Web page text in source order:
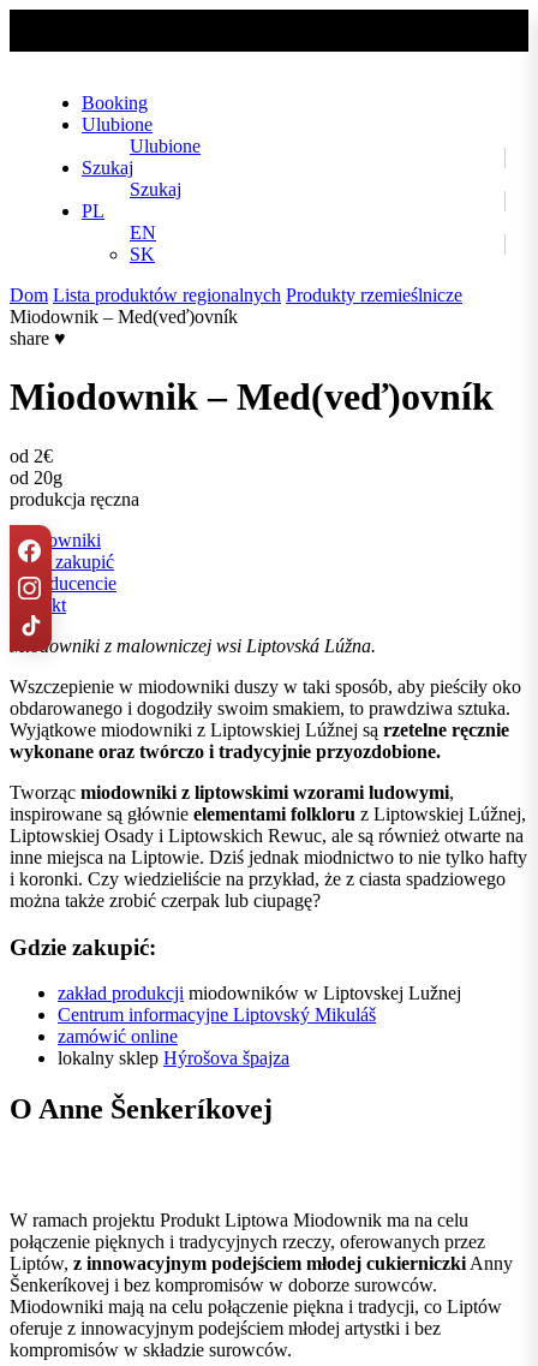
Booking
Ulubione
Ulubione
Szukaj
Szukaj
PL
EN
SK
Dom Lista produktów regionalnych Produkty rzemieślnicze
Miodownik – Med(veď)ovník
share ♥
Miodownik – Med(veď)ovník
od 2€
od 20g
produkcja ręczna
miodowniki
gdzie zakupić
o producencie
kontakt
Miodowniki z malowniczej wsi Liptovská Lúžna.
Wszczepienie w miodowniki duszy w taki sposób, aby pieściły oko
obdarowanego i dogodziły swoim smakiem, to prawdziwa sztuka.
Wyjątkowe miodowniki z Liptowskiej Lúžnej są rzetelne ręcznie
wykonane oraz twórczo i tradycyjnie przyozdobione.
Tworząc miodowniki z liptowskimi wzorami ludowymi,
inspirowane są głównie elementami folkloru z Liptowskiej Lúžnej,
Liptowskiej Osady i Liptowskich Rewuc, ale są również otwarte na
inne miejsca na Liptowie. Dziś jednak miodnictwo to nie tylko hafty
i koronki. Czy wiedzieliście na przykład, że z ciasta spadziowego
można także zrobić czerpak lub ciupagę?
Gdzie zakupić:
zakład produkcji miodowników w Liptovskej Lužnej
Centrum informacyjne Liptovský Mikuláš
zamówić online
lokalny sklep Hýrošova špajza
O Anne Šenkeríkovej
W ramach projektu Produkt Liptowa Miodownik ma na celu
połączenie pięknych i tradycyjnych rzeczy, oferowanych przez
Liptów, z innowacyjnym podejściem młodej cukierniczki Anny
Šenkeríkovej i bez kompromisów w doborze surowców.
Miodowniki mają na celu połączenie piękna i tradycji, co Liptów
oferuje z innowacyjnym podejściem młodej artystki i bez
kompromisów w składzie surowców.